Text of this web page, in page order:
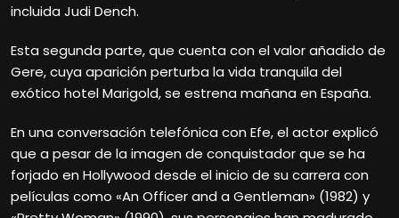
incluida Judi Dench.
Esta segunda parte, que cuenta con el valor añadido de
Gere, cuya aparición perturba la vida tranquila del
exótico hotel Marigold, se estrena mañana en España.
En una conversación telefónica con Efe, el actor explicó
que a pesar de la imagen de conquistador que se ha
forjado en Hollywood desde el inicio de su carrera con
películas como «An Officer and a Gentleman» (1982) y